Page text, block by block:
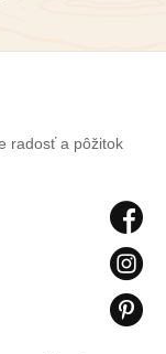
radosť a pôžitok